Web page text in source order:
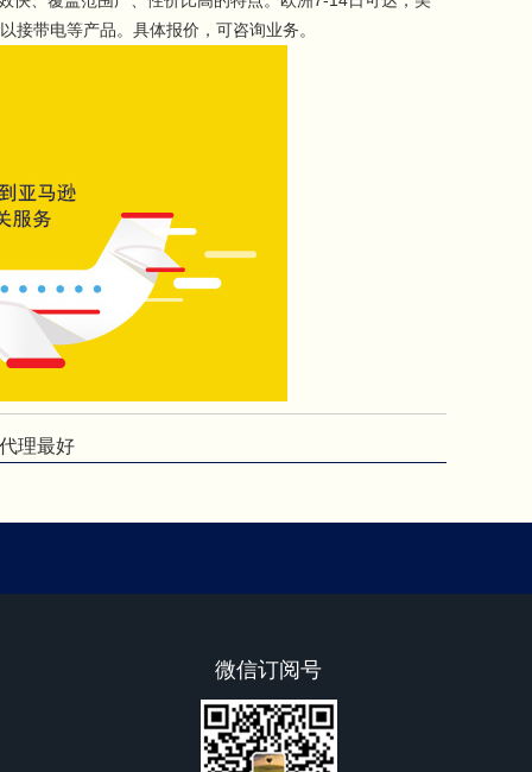
带电等产品。具体报价，可咨询业务。
理最好
微信订阅号